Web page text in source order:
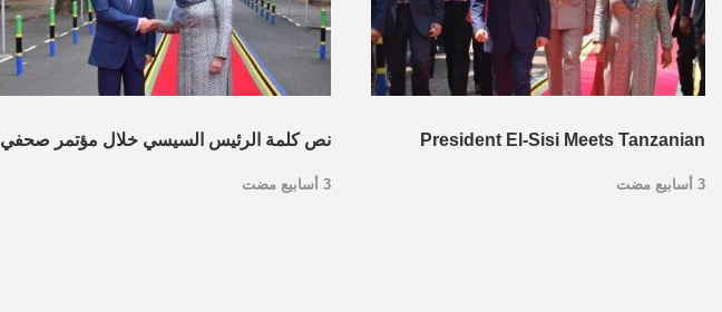
President El-Sisi Meets Tanzanian
3 أسابيع مضت
نص كلمة الرئيس السيسي خلال مؤتمر صحفي
3 أسابيع مضت